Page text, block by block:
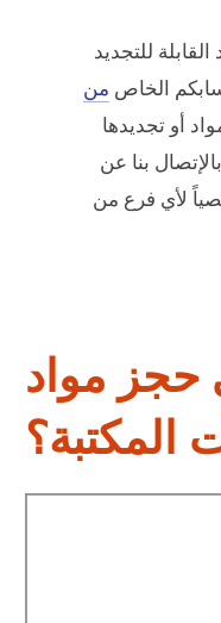
للتجديد
الخاص من
أو تجديدها
بنا عن
لأي فرع من
حجز مواد
المكتبة؟